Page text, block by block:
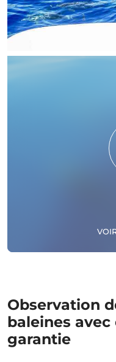
Observation
baleines
garantie